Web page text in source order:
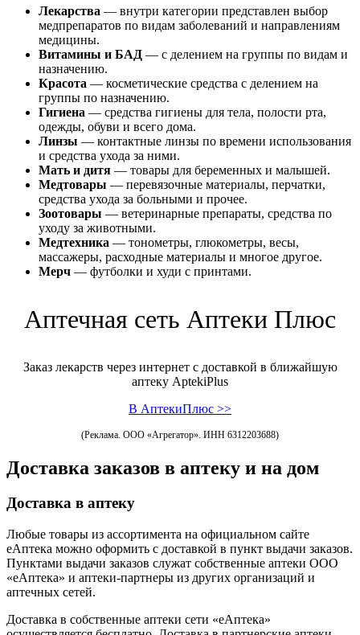
Лекарства — внутри категории представлен выбор
медпрепаратов по видам заболеваний и направлениям
медицины.
Витамины и БАД — с делением на группы по видам и
назначению.
Красота — косметические средства с делением на
группы по назначению.
Гигиена — средства гигиены для тела, полости рта,
одежды, обуви и всего дома.
Линзы — контактные линзы по времени использования
и средства ухода за ними.
Мать и дитя — товары для беременных и малышей.
Медтовары — перевязочные материалы, перчатки,
средства ухода за больными и прочее.
Зоотовары — ветеринарные препараты, средства по
уходу за животными.
Медтехника — тонометры, глюкометры, весы,
массажеры, расходные материалы и многое другое.
Мерч — футболки и худи с принтами.
Аптечная сеть Аптеки Плюс
Заказ лекарств через интернет с доставкой в ближайшую
аптеку AptekiPlus
В АптекиПлюс >>
(Реклама. ООО «Агрегатор». ИНН 6312203688)
Доставка заказов в аптеку и на дом
Доставка в аптеку
Любые товары из ассортимента на официальном сайте
еАптека можно оформить с доставкой в пункт выдачи заказов.
Пунктами выдачи заказов служат собственные аптеки ООО
«еАптека» и аптеки-партнеры из других организаций и
аптечных сетей.
Доставка в собственные аптеки сети «еАптека»